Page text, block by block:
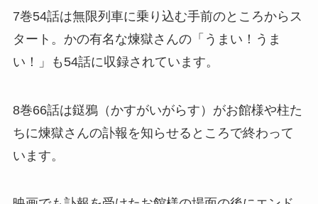
7巻54話は無限列車に乗り込む手前のところからス
タート。かの有名な煉獄さんの「うまい！うま
い！」も54話に収録されています。
8巻66話は鎹鴉（かすがいがらす）がお館様や柱た
ちに煉獄さんの訃報を知らせるところで終わって
います。